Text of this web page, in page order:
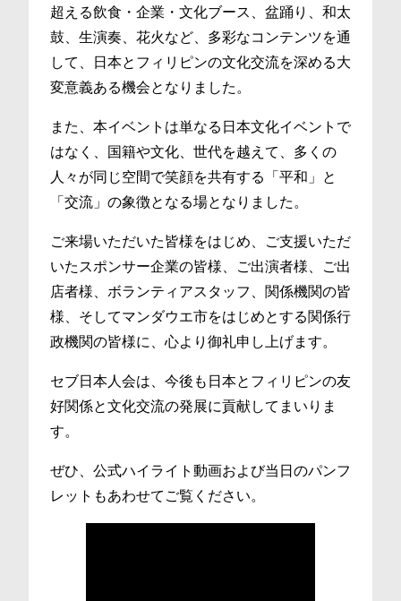
超える飲食・企業・文化ブース、盆踊り、和太
鼓、生演奏、花火など、多彩なコンテンツを通
して、日本とフィリピンの文化交流を深める大
変意義ある機会となりました。
また、本イベントは単なる日本文化イベントで
はなく、国籍や文化、世代を越えて、多くの
人々が同じ空間で笑顔を共有する「平和」と
「交流」の象徴となる場となりました。
ご来場いただいた皆様をはじめ、ご支援いただ
いたスポンサー企業の皆様、ご出演者様、ご出
店者様、ボランティアスタッフ、関係機関の皆
様、そしてマンダウエ市をはじめとする関係行
政機関の皆様に、心より御礼申し上げます。
セブ日本人会は、今後も日本とフィリピンの友
好関係と文化交流の発展に貢献してまいりま
す。
ぜひ、公式ハイライト動画および当日のパンフ
レットもあわせてご覧ください。